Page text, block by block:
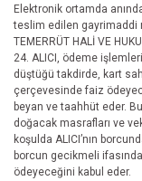
Elektronik ortamda
teslim edilen gayrimaddi
TEMERRÜT HALİ VE
24. ALICI, ödeme
düştüğü takdirde, kart
çerçevesinde faiz
beyan ve taahhüt eder.
doğacak masrafları ve
koşulda ALICI’nın
borcun gecikmeli
ödeyeceğini kabul eder.